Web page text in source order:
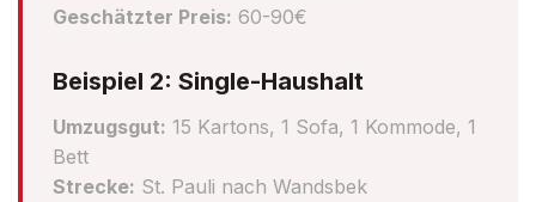
Geschätzter Preis: 60-90€
Beispiel 2: Single-Haushalt
Umzugsgut: 15 Kartons, 1 Sofa, 1 Kommode, 1
Bett
Strecke: St. Pauli nach Wandsbek